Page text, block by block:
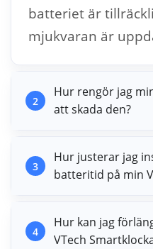
batteriet är
mjukvaran är
2
Hur rengör jag
att skada den?
3
Hur justerar jag
batteritid på min
4
Hur kan jag
VTech